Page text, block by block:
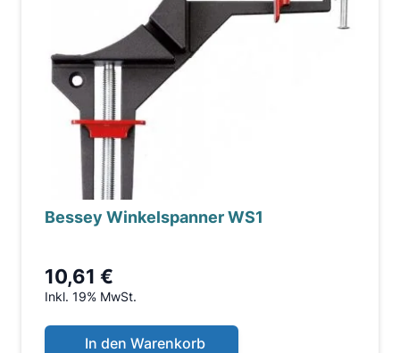
Bessey Winkelspanner WS1
10,61 €
Inkl. 19% MwSt.
In den Warenkorb